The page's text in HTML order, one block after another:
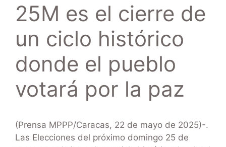
25M es el cierre de
un ciclo histórico
donde el pueblo
votará por la paz
(Prensa MPPP/Caracas, 22 de mayo de 2025)-.
Las Elecciones del próximo domingo 25 de